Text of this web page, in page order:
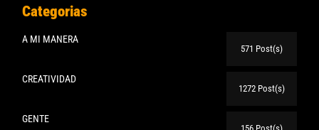
Categorias
A MI MANERA
571 Post(s)
CREATIVIDAD
1272 Post(s)
GENTE